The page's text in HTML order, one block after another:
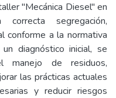
"Mecánica Diesel" en
segregación,
conforme a la normativa
diagnóstico inicial, se
manejo de residuos,
las prácticas actuales
y reducir riesgos